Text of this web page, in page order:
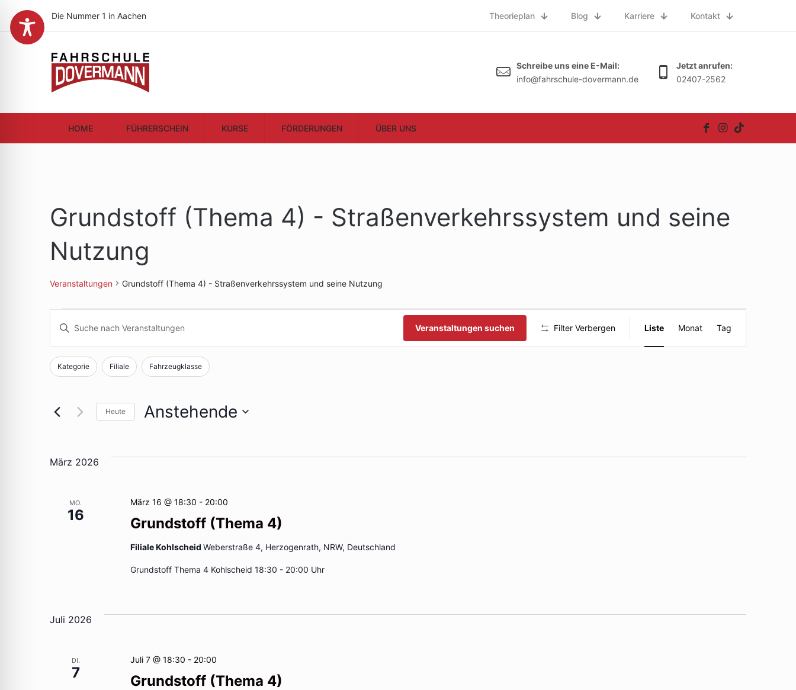
Die Nummer 1 in Aachen Theorieplan Blog Karriere Kontakt
Schreibe uns eine E-Mail:
info@fahrschule-dovermann.de
Jetzt anrufen:
02407-2562
HOME FÜHRERSCHEIN KURSE FÖRDERUNGEN ÜBER UNS
Grundstoff (Thema 4) - Straßenverkehrssystem und seine
Nutzung
Veranstaltungen Grundstoff (Thema 4) - Straßenverkehrssystem und seine Nutzung
Veranstaltungen
Veranstaltungen
Suche
und
Ansichten,
Navigation
Bitte
eingeben.
Suche
Veranstaltungen
Schlüsselwort.
Veranstaltungen suchen Filter Verbergen Liste Monat Tag
Filter
Das
der
wird
Veranstaltungen
Kategorie Filiale Fahrzeugklasse
Heute Anstehende
März 2026
MO.
16 Grundstoff (Thema 4)
März 16 @ 18:30 - 20:00
Filiale Kohlscheid Weberstraße 4, Herzogenrath, NRW, Deutschland
Grundstoff Thema 4 Kohlscheid 18:30 - 20:00 Uhr
Juli 2026
DI.
7 Grundstoff (Thema 4)
Juli 7 @ 18:30 - 20:00